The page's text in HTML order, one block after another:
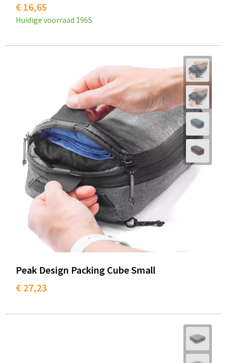
€ 16,65
Huidige voorraad 1965
Peak Design Packing Cube Small
€ 27,23